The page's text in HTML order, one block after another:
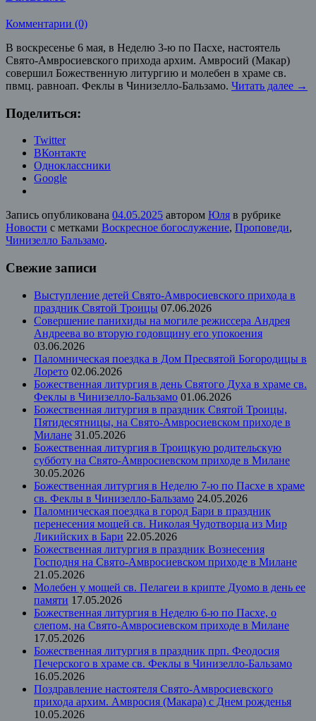
Комментарии (0)
В воскресенье 6 мая, в Неделю 3-ю по Пасхе, настоятель
Свято-Амвросиевского прихода архим. Амвросий (Макар)
совершил Божественную литургию и молебен в храме св.
пвмц. равноап. Феклы в Чинизелло-Бальзамо. Читать далее →
Поделиться:
Twitter
ВКонтакте
Одноклассники
Google
Запись опубликована 04.05.2025 автором Юля в рубрике
Новости с метками Воскресное богослужение, Проповеди,
Чинизелло Бальзамо.
Свежие записи
Выступление детей Свято-Амвросиевского прихода в
праздник Святой Троицы 07.06.2026
Совершение панихиды на могиле режиссера Андрея
Андреева во вторую годовщину его упокоения
03.06.2026
Паломническая поездка в Дом Пресвятой Богородицы в
Лорето 02.06.2026
Божественная литургия в день Святого Духа в храме св.
Феклы в Чинизелло-Бальзамо 01.06.2026
Божественная литургия в праздник Святой Троицы,
Пятидесятницы, на Свято-Амвросиевском приходе в
Милане 31.05.2026
Божественная литургия в Троицкую родительскую
субботу на Свято-Амвросиевском приходе в Милане
30.05.2026
Божественная литургия в Неделю 7-ю по Пасхе в храме
св. Феклы в Чинизелло-Бальзамо 24.05.2026
Паломническая поездка в город Бари в праздник
перенесения мощей св. Николая Чудотворца из Мир
Ликийских в Бари 22.05.2026
Божественная литургия в праздник Вознесения
Господня на Свято-Амвросиевском приходе в Милане
21.05.2026
Молебен у мощей св. Пелагеи в крипте Дуомо в день ее
памяти 17.05.2026
Божественная литургия в Неделю 6-ю по Пасхе, о
слепом, на Свято-Амвросиевском приходе в Милане
17.05.2026
Божественная литургия в праздник прп. Феодосия
Печерского в храме св. Феклы в Чинизелло-Бальзамо
16.05.2026
Поздравление настоятеля Свято-Амвросиевского
прихода архим. Амвросия (Макара) с Днем рожденья
10.05.2026